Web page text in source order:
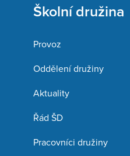
Školní družina
Provoz
Oddělení družiny
Aktuality
Řád ŠD
Pracovníci družiny